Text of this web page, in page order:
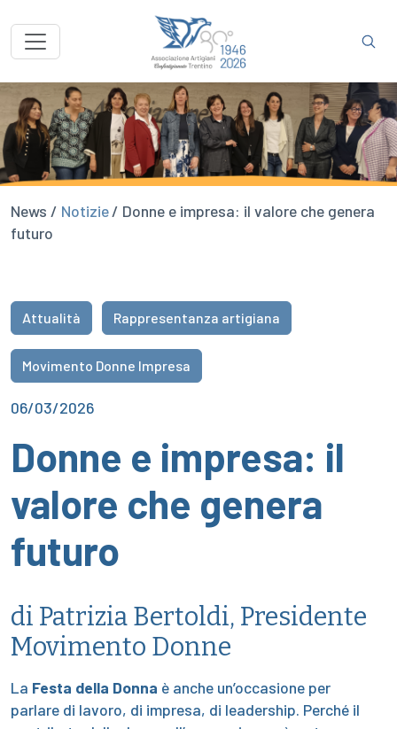
News / Notizie/ Donne e impresa: il valore che genera
futuro
Attualità Rappresentanza artigiana
Movimento Donne Impresa
06/03/2026
Donne e impresa: il
valore che genera
futuro
di Patrizia Bertoldi, Presidente
Movimento Donne
La Festa della Donna è anche un’occasione per
parlare di lavoro, di impresa, di leadership. Perché il